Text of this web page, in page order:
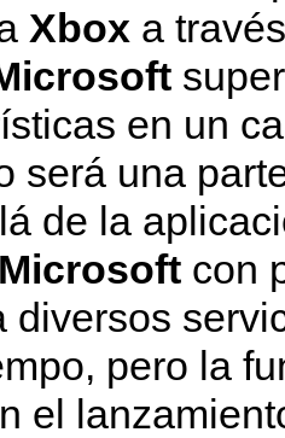
Xbox a
en un
será una
de la
Microsoft con
diversos
pero la
el